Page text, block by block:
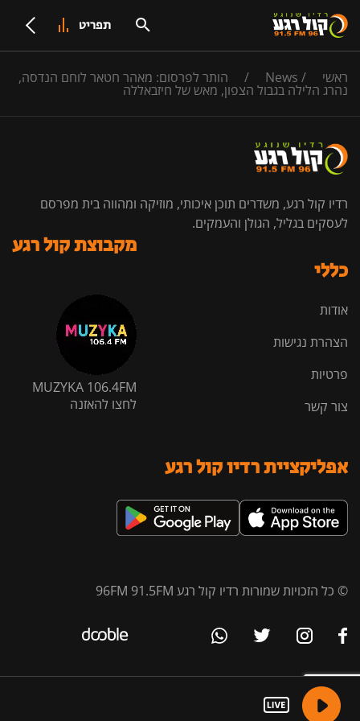
תפריט
ראשי /
News
/ הותר לפרסום: מאהר חטאר לוחם הנדסה,
נהרג הלילה בגבול הצפון, מאש של חיזבאללה
רדיו קול רגע, משדרים תוכן איכותי, מוזיקה ומהווה בית מפרסם
לעסקים בגליל, הגולן והעמקים.
כללי
אודות
הצהרת נגישות
פרטיות
צור קשר
מקבוצת קול רגע
MUZYKA 106.4FM
לחצו להאזנה
אפליקציית רדיו קול רגע
© כל הזכויות שמורות רדיו קול רגע 96FM 91.5FM